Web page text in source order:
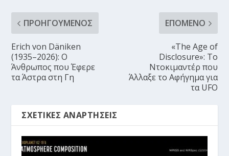
ΠΡΟΗΓΟΎΜΕΝΟΣ
Erich von Däniken
(1935–2026): Ο
Άνθρωπος που Έφερε
τα Άστρα στη Γη
ΕΠΌΜΕΝΟ
«The Age of
Disclosure»: Το
Ντοκιμαντέρ που
Άλλαξε το Αφήγημα για
τα UFO
ΣΧΕΤΙΚΈΣ ΑΝΑΡΤΉΣΕΙΣ